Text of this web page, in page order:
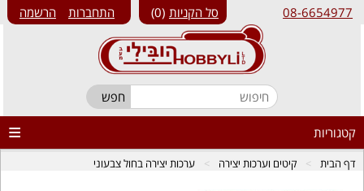
התחברות הרשמה סל הקניות 0 08-6654977
קטגוריות
דף הבית קיטים וערכות יצירה ערכות יצירה בחול צבעוני